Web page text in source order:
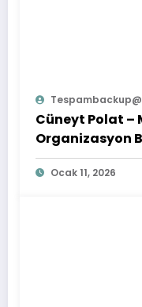
Cüneyt Polat –
Organizasyon
Ocak 11, 2026